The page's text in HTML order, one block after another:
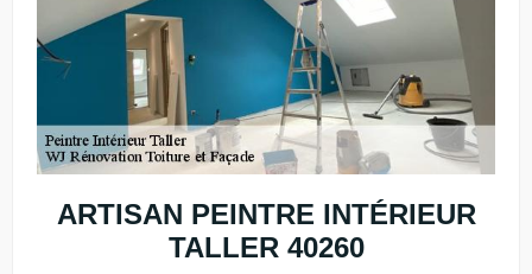
ARTISAN PEINTRE INTÉRIEUR
TALLER 40260